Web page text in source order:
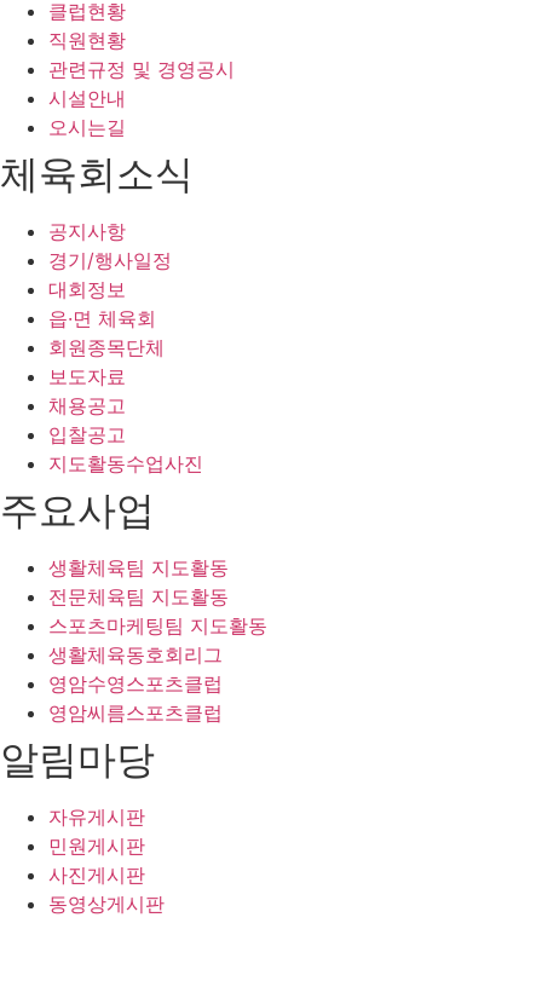
클럽현황
직원현황
관련규정 및 경영공시
시설안내
오시는길
체육회소식
공지사항
경기/행사일정
대회정보
읍·면 체육회
회원종목단체
보도자료
채용공고
입찰공고
지도활동수업사진
주요사업
생활체육팀 지도활동
전문체육팀 지도활동
스포츠마케팅팀 지도활동
생활체육동호회리그
영암수영스포츠클럽
영암씨름스포츠클럽
알림마당
자유게시판
민원게시판
사진게시판
동영상게시판